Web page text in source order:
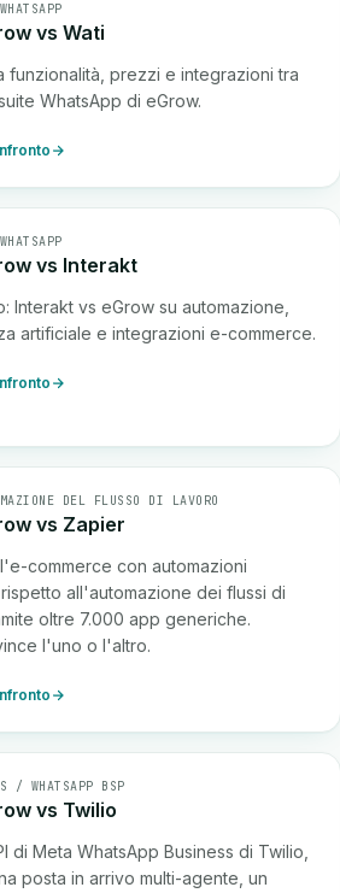
vs Wati
funzionalità, prezzi e integrazioni tra
WhatsApp di eGrow.
vs Interakt
Interakt vs eGrow su automazione,
artificiale e integrazioni e-commerce.
DEL FLUSSO DI LAVORO
vs Zapier
commerce con automazioni
all'automazione dei flussi di
oltre 7.000 app generiche.
l'uno o l'altro.
/ WHATSAPP BSP
vs Twilio
di Meta WhatsApp Business di Twilio,
posta in arrivo multi-agente, un